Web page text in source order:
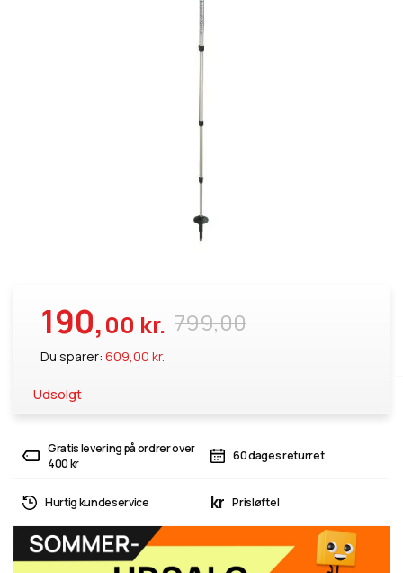
799,00
190,00 kr.
Du sparer: 609,00 kr.
Udsolgt
Gratis levering på ordrer over
400 kr
60 dages returret
Hurtig kundeservice kr Prisløfte!